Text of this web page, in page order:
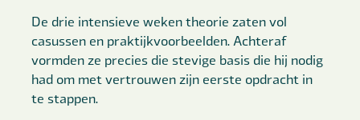
De drie intensieve weken theorie zaten vol
casussen en praktijkvoorbeelden. Achteraf
vormden ze precies die stevige basis die hij nodig
had om met vertrouwen zijn eerste opdracht in
te stappen.